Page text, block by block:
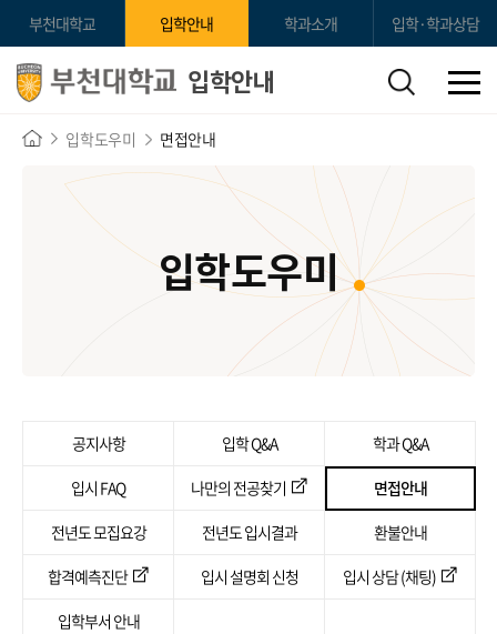
부천대학교 입학안내 학과소개 입학·학과상담
입학안내
입학도우미 면접안내
입학도우미
공지사항 입학 Q&A
학과 Q&A
입시 FAQ
나만의 전공찾기
면접안내
전년도 모집요강
전년도 입시결과
환불안내
합격예측진단
입시 설명회 신청
입시 상담 (채팅)
입학부서 안내